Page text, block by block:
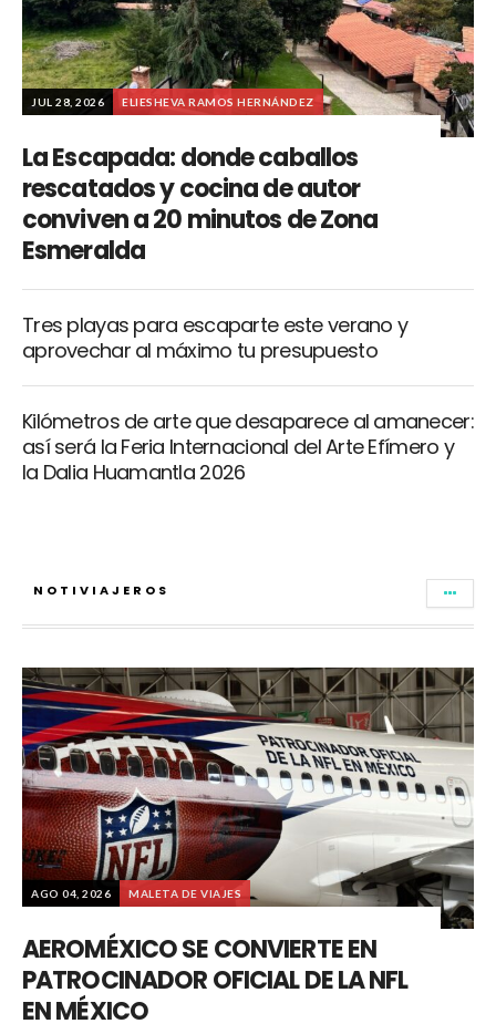
JUL 28, 2026 ELIESHEVA RAMOS HERNÁNDEZ
La Escapada: donde caballos
rescatados y cocina de autor
conviven a 20 minutos de Zona
Esmeralda
Tres playas para escaparte este verano y
aprovechar al máximo tu presupuesto
Kilómetros de arte que desaparece al amanecer:
así será la Feria Internacional del Arte Efímero y
la Dalia Huamantla 2026
NOTIVIAJEROS
AGO 04, 2026 MALETA DE VIAJES
AEROMÉXICO SE CONVIERTE EN
PATROCINADOR OFICIAL DE LA NFL
EN MÉXICO